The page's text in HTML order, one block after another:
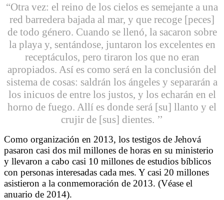
“Otra vez: el reino de los cielos es semejante a una
red barredera bajada al mar, y que recoge [peces]
de todo género. Cuando se llenó, la sacaron sobre
la playa y, sentándose, juntaron los excelentes en
receptáculos, pero tiraron los que no eran
apropiados. Así es como será en la conclusión del
sistema de cosas: saldrán los ángeles y separarán a
los inicuos de entre los justos, y los echarán en el
horno de fuego. Allí es donde será [su] llanto y el
crujir de [sus] dientes. ’’
Como organización en 2013, los testigos de Jehová
pasaron casi dos mil millones de horas en su ministerio
y llevaron a cabo casi 10 millones de estudios bíblicos
con personas interesadas cada mes. Y casi 20 millones
asistieron a la conmemoración de 2013. (Véase el
anuario de 2014).